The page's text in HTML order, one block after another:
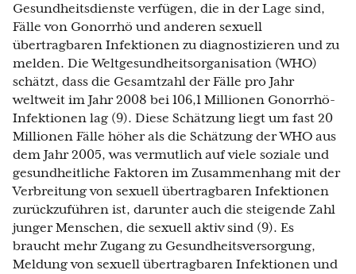
Gesundheitsdienste verfügen, die in der Lage sind,
Fälle von Gonorrhö und anderen sexuell
übertragbaren Infektionen zu diagnostizieren und zu
melden. Die Weltgesundheitsorganisation (WHO)
schätzt, dass die Gesamtzahl der Fälle pro Jahr
weltweit im Jahr 2008 bei 106,1 Millionen Gonorrhö-
Infektionen lag (9). Diese Schätzung liegt um fast 20
Millionen Fälle höher als die Schätzung der WHO aus
dem Jahr 2005, was vermutlich auf viele soziale und
gesundheitliche Faktoren im Zusammenhang mit der
Verbreitung von sexuell übertragbaren Infektionen
zurückzuführen ist, darunter auch die steigende Zahl
junger Menschen, die sexuell aktiv sind (9). Es
braucht mehr Zugang zu Gesundheitsversorgung,
Meldung von sexuell übertragbaren Infektionen und